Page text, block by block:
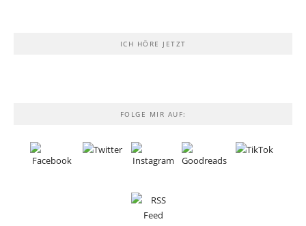
ICH HÖRE JETZT
FOLGE MIR AUF: